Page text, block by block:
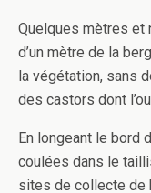
Quelques mètres et
d’un mètre de la
la végétation, sans
des castors dont
En longeant le bord
coulées dans le
sites de collecte de